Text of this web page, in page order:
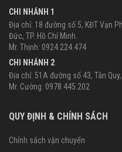
CHI NHÁNH 1
Địa chỉ: 18 đường số 5, KĐT Vạn
Đức, TP. Hồ Chí Minh.
Mr. Thịnh: 0924.224.474
CHI NHÁNH 2
Địa chỉ: 51A đường số 43, Tân Quy,
Mr. Cường: 0978.445.202
QUY ĐỊNH & CHÍNH SÁCH
Chính sách vận chuyển